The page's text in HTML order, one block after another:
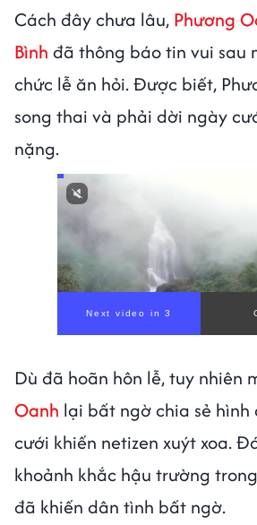
Cách đây chưa lâu, Phương
Bình đã thông báo tin vui sau
chức lễ ăn hỏi. Được biết,
song thai và phải dời ngày
nặng.
Next video in 1
Dù đã hoãn hôn lễ, tuy nhiên
Oanh lại bất ngờ chia sẻ hình
cưới khiến netizen xuýt xoa.
khoảnh khắc hậu trường
đã khiến dân tình bất ngờ.